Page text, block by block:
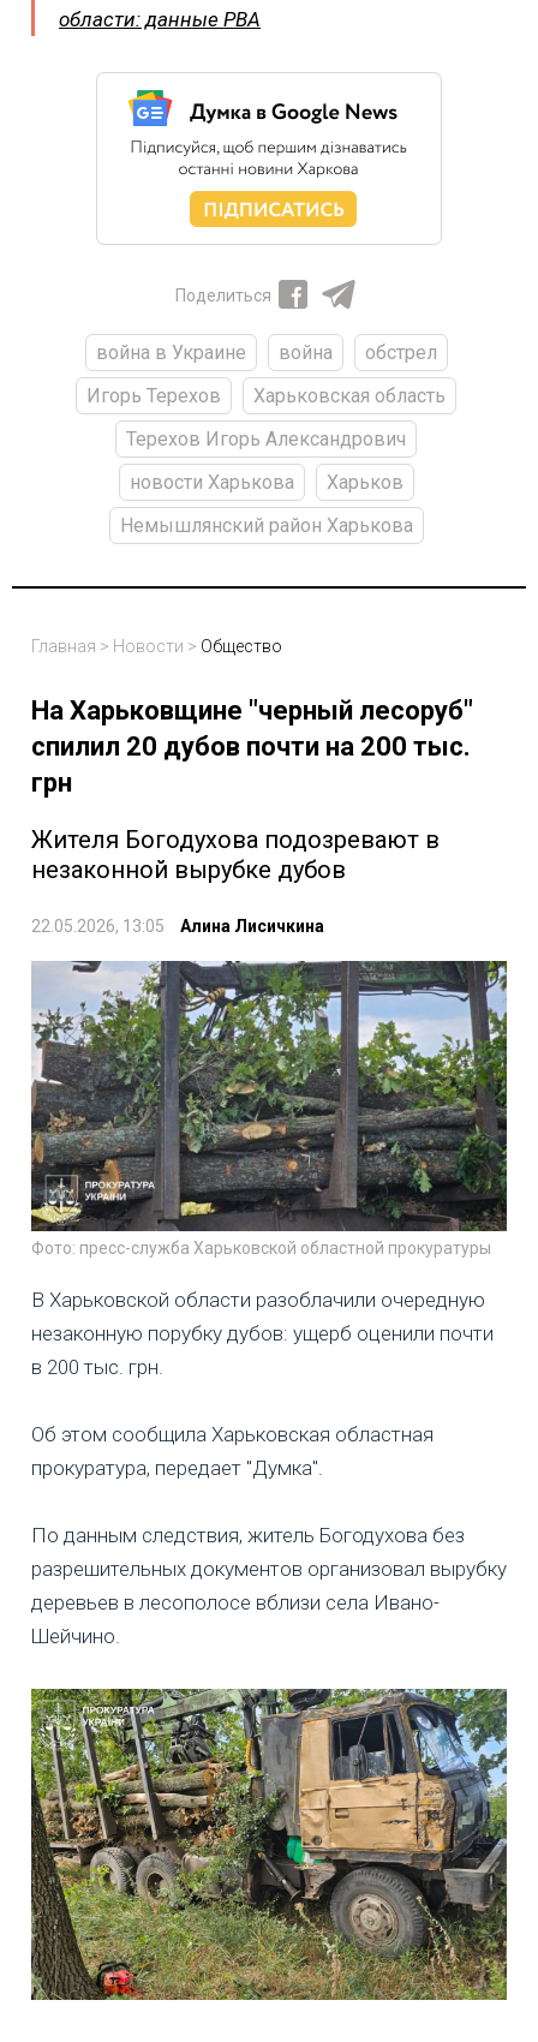
области: данные РВА
Поделиться
война в Украине война
обстрел
Игорь Терехов
Харьковская область
Терехов Игорь Александрович
новости Харькова
Харьков
Немышлянский район Харькова
Главная > Новости > Общество
На Харьковщине "черный лесоруб"
спилил 20 дубов почти на 200 тыс.
грн
Жителя Богодухова подозревают в
незаконной вырубке дубов
22.05.2026, 13:05 Алина Лисичкина
Фото: пресс-служба Харьковской областной прокуратуры
В Харьковской области разоблачили очередную
незаконную порубку дубов: ущерб оценили почти
в 200 тыс. грн.
Об этом сообщила Харьковская областная
прокуратура, передает "Думка".
По данным следствия, житель Богодухова без
разрешительных документов организовал вырубку
деревьев в лесополосе вблизи села Ивано-
Шейчино.